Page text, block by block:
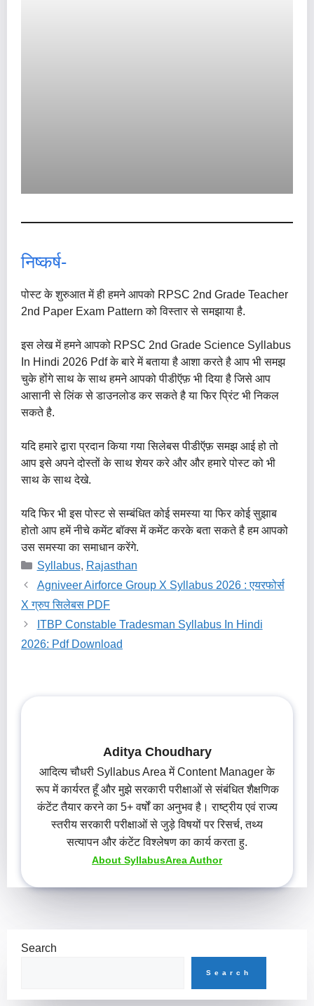
निष्कर्ष-
पोस्ट के शुरुआत में ही हमने आपको RPSC 2nd Grade Teacher
2nd Paper Exam Pattern को विस्तार से समझाया है.
इस लेख में हमने आपको RPSC 2nd Grade Science Syllabus
In Hindi 2026 Pdf के बारे में बताया है आशा करते है आप भी समझ
चुके होंगे साथ के साथ हमने आपको पीडीऍफ़ भी दिया है जिसे आप
आसानी से लिंक से डाउनलोड कर सकते है या फिर प्रिंट भी निकल
सकते है.
यदि हमारे द्वारा प्रदान किया गया सिलेबस पीडीऍफ़ समझ आई हो तो
आप इसे अपने दोस्तों के साथ शेयर करे और और हमारे पोस्ट को भी
साथ के साथ देखे.
यदि फिर भी इस पोस्ट से सम्बंधित कोई समस्या या फिर कोई सुझाब
होतो आप हमें नीचे कमेंट बॉक्स में कमेंट करके बता सकते है हम आपको
उस समस्या का समाधान करेंगे.
Categories
Syllabus, Rajasthan
Agniveer Airforce Group X Syllabus 2026 : एयरफोर्स
X ग्रुप सिलेबस PDF
ITBP Constable Tradesman Syllabus In Hindi
2026: Pdf Download
Aditya Choudhary
आदित्य चौधरी Syllabus Area में Content Manager के
रूप में कार्यरत हूँ और मुझे सरकारी परीक्षाओं से संबंधित शैक्षणिक
कंटेंट तैयार करने का 5+ वर्षों का अनुभव है। राष्ट्रीय एवं राज्य
स्तरीय सरकारी परीक्षाओं से जुड़े विषयों पर रिसर्च, तथ्य
सत्यापन और कंटेंट विश्लेषण का कार्य करता हु.
About SyllabusArea Author
Search
Search